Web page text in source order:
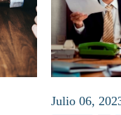
Julio 06,